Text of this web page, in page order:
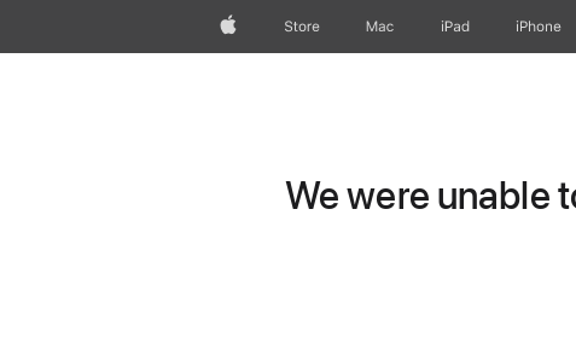
AppleStore Mac iPad iPhone
We were unable